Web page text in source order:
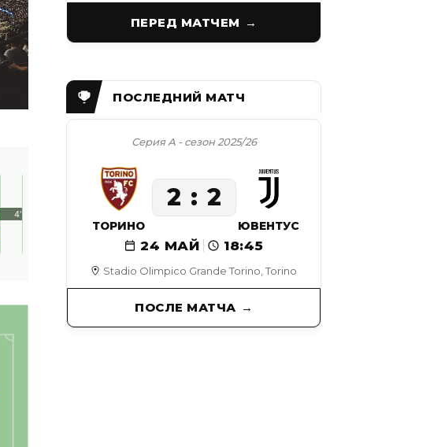
4'
ПЕРЕД МАТЧЕМ
Stadio Olimpico Grande Torino, Torino
Серия А - сезон 2025/26
24 МАЙ 18:45
ТОРИНО
2 2
ЮВЕНТУС
ПОСЛЕ МАТЧА